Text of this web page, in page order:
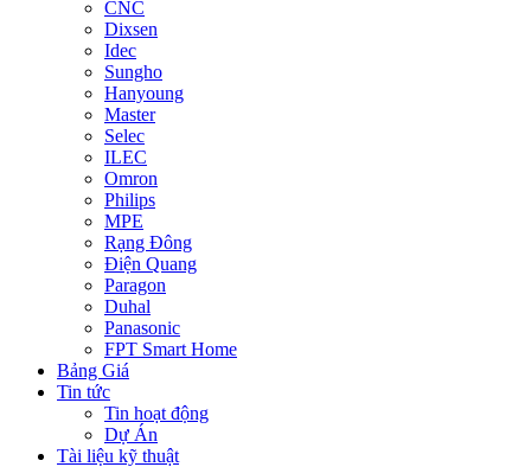
CNC
Dixsen
Idec
Sungho
Hanyoung
Master
Selec
ILEC
Omron
Philips
MPE
Rạng Đông
Điện Quang
Paragon
Duhal
Panasonic
FPT Smart Home
Bảng Giá
Tin tức
Tin hoạt động
Dự Án
Tài liệu kỹ thuật